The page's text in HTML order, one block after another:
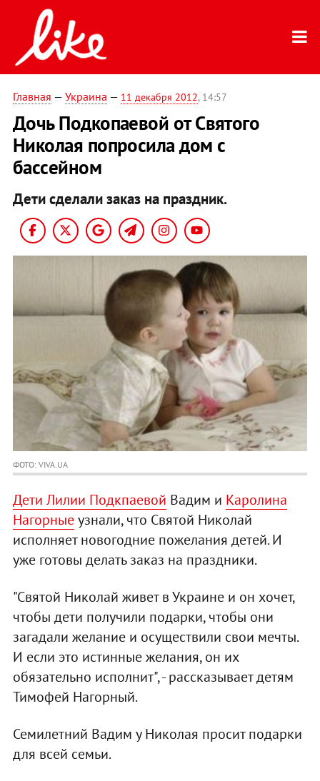
Главная — Украина — 11 декабря 2012, 14:57
Дочь Подкопаевой от Святого
Николая попросила дом с
бассейном
Дети сделали заказ на праздник.
ФОТО: VIVA.UA
Дети Лилии Подкпаевой Вадим и Каролина
Нагорныеузнали, что Святой Николай
исполняет новогодние пожелания детей. И
уже готовы делать заказ на праздники.
"Святой Николай живет в Украине и он хочет,
чтобы дети получили подарки, чтобы они
загадали желание и осуществили свои мечты.
И если это истинные желания, он их
обязательно исполнит", - рассказывает детям
Тимофей Нагорный.
Семилетний Вадим у Николая просит подарки
для всей семьи.